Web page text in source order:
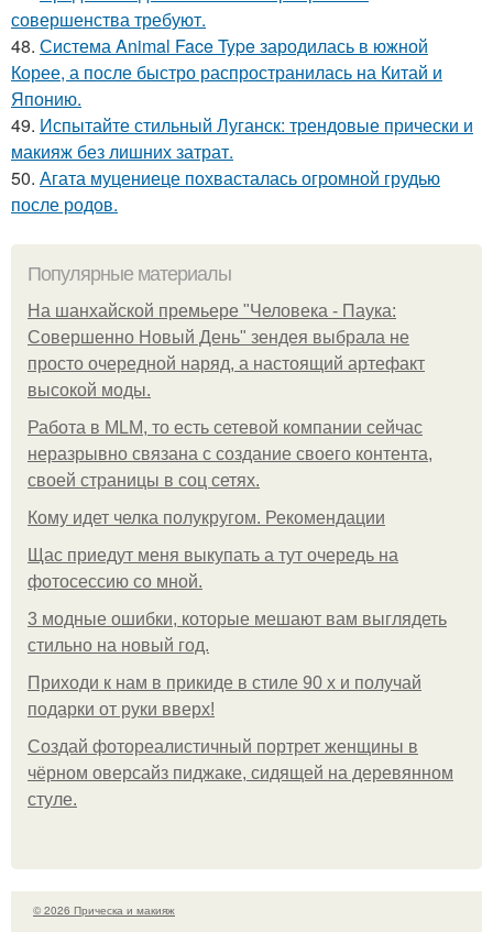
совершенства требуют.
48. Система Animal Face Type зародилась в южной
Корее, а после быстро распространилась на Китай и
Японию.
49. Испытайте стильный Луганск: трендовые прически и
макияж без лишних затрат.
50. Агата муцениеце похвасталась огромной грудью
после родов.
Популярные материалы
На шанхайской премьере "Человека - Паука:
Совершенно Новый День" зендея выбрала не
просто очередной наряд, а настоящий артефакт
высокой моды.
Работа в MLM, то есть сетевой компании сейчас
неразрывно связана с создание своего контента,
своей страницы в соц сетях.
Кому идет челка полукругом. Рекомендации
Щас приедут меня выкупать а тут очередь на
фотосессию со мной.
3 модные ошибки, которые мешают вам выглядеть
стильно на новый год.
Приходи к нам в прикиде в стиле 90 х и получай
подарки от руки вверх!
Создай фотореалистичный портрет женщины в
чёрном оверсайз пиджаке, сидящей на деревянном
стуле.
© 2026 Прическа и макияж